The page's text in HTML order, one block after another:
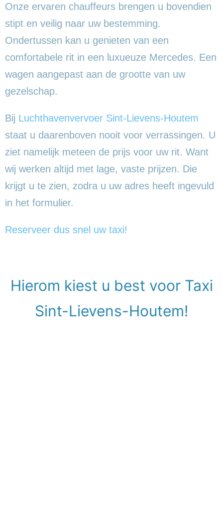
Onze ervaren chauffeurs brengen u bovendien
stipt en veilig naar uw bestemming.
Ondertussen kan u genieten van een
comfortabele rit in een luxueuze Mercedes. Een
wagen aangepast aan de grootte van uw
gezelschap.
Bij Luchthavenvervoer Sint-Lievens-Houtem
staat u daarenboven nooit voor verrassingen. U
ziet namelijk meteen de prijs voor uw rit. Want
wij werken altijd met lage, vaste prijzen. Die
krijgt u te zien, zodra u uw adres heeft ingevuld
in het formulier.
Reserveer dus snel uw taxi!
Hierom kiest u best voor Taxi
Sint-Lievens-Houtem!